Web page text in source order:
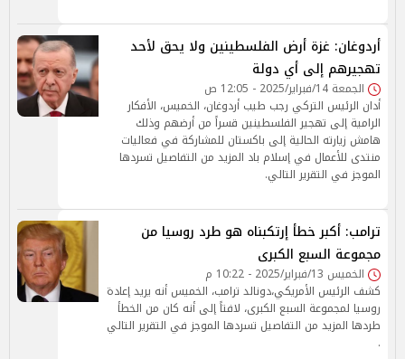
أردوغان: غزة أرض الفلسطينين ولا يحق لأحد
تهجيرهم إلى أي دولة
الجمعة 14/فبراير/2025 - 12:05 ص
أدان الرئيس التركي رجب طيب أردوغان، الخميس، الأفكار
الرامية إلى تهجير الفلسطينين قسراً من أرضهم وذلك
هامش زيارته الحالية إلى باكستان للمشاركة في فعاليات
منتدى للأعمال في إسلام باد المزيد من التفاصيل تسردها
الموجز في التقرير التالي.
ترامب: أكبر خطأ إرتكبناه هو طرد روسيا من
مجموعة السبع الكبرى
الخميس 13/فبراير/2025 - 10:22 م
كشف الرئيس الأمريكي،دونالد ترامب، الخميس أنه يريد إعادة
روسيا لمجموعة السبع الكبرى، لافتاً إلى أنه كان من الخطأ
طردها المزيد من التفاصيل تسردها الموجز في التقرير التالي
.